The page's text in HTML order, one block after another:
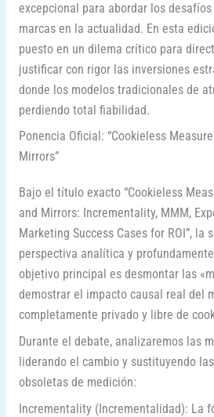
excepcional para abordar los
marcas en la actualidad. En esta
puesto en un dilema crítico para
justificar con rigor las inversiones
donde los modelos tradicionales de
perdiendo total fiabilidad.
Ponencia Oficial: “Cookieless
Mirrors”
Bajo el título exacto “Cookieless
and Mirrors: Incrementality, MMM,
Marketing Success Cases for ROI”, la
perspectiva analítica y
objetivo principal es desmontar las
demostrar el impacto causal real del
completamente privado y libre de
Durante el debate, analizaremos las
liderando el cambio y sustituyendo
obsoletas de medición:
Incrementality (Incrementalidad): La